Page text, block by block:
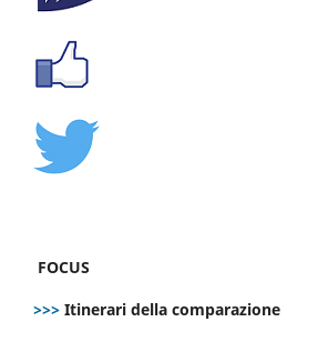
FOCUS
>>> Itinerari della comparazione